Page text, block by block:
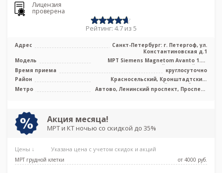
Лицензия
проверена
Рейтинг: 4.7 из 5
Адрес
Санкт-Петербург: г. Петергоф, ул.
Константиновская д.1
Модель
МРТ Siemens Magnetom Avanto 1.5T
высокопольный закрытый тип
Время приема
круглосуточно
Район
Красносельский, Кронштадтский,
Петродворцовый, Лен. область
Метро
Автово, Ленинский проспект, Проспект
Акция месяца!
МРТ и КТ ночью со скидкой до 35%
Цены ↓ Указана цена с учетом скидок и акций
МРТ грудной клетки от 4000 pуб.